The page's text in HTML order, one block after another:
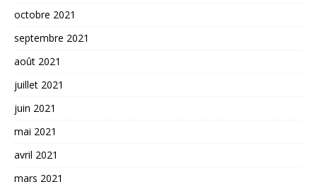
octobre 2021
septembre 2021
août 2021
juillet 2021
juin 2021
mai 2021
avril 2021
mars 2021